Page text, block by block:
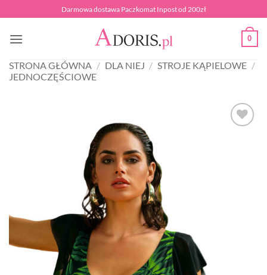
do
zawartości
Darmowa dostawa Paczkomat Inpost od 200zł
0
STRONA GŁÓWNA / DLA NIEJ / STROJE KĄPIELOWE /
JEDNOCZĘŚCIOWE